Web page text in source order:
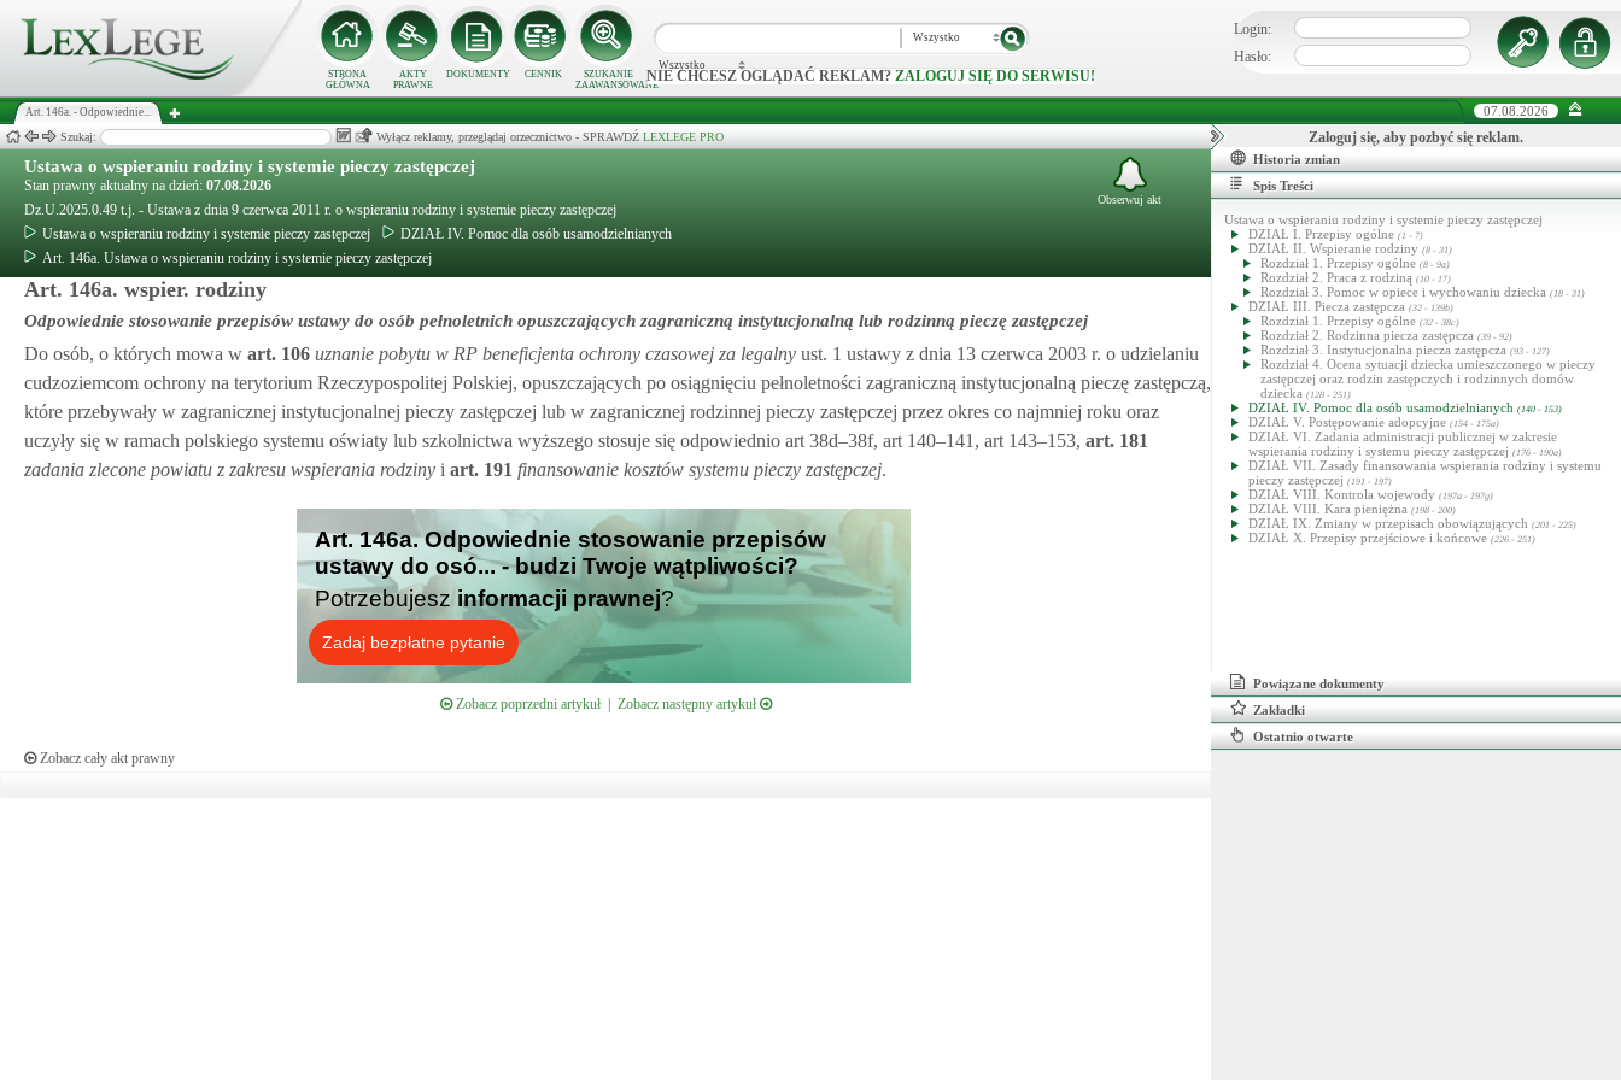
STRONA
GŁÓWNA
AKTY
PRAWNE
DOKUMENTY CENNIK
SZUKANIE
ZAAWANSOWANE
Wszystko
Wszystko
NIE CHCESZ OGLĄDAĆ REKLAM? ZALOGUJ SIĘ DO SERWISU!
Login:
Hasło:
Art. 146a. - Odpowiednie... 07.08.2026
Szukaj: Wyłącz reklamy, przeglądaj orzecznictwo - SPRAWDŹ LEXLEGE PRO
Ustawa o wspieraniu rodziny i systemie pieczy zastępczej
Stan prawny aktualny na dzień: 07.08.2026
Dz.U.2025.0.49 t.j. - Ustawa z dnia 9 czerwca 2011 r. o wspieraniu rodziny i systemie pieczy zastępczej
Ustawa o wspieraniu rodziny i systemie pieczy zastępczej
DZIAŁ IV. Pomoc dla osób usamodzielnianych
Art. 146a. Ustawa o wspieraniu rodziny i systemie pieczy zastępczej
Obserwuj akt
Art. 146a. wspier. rodziny
Odpowiednie stosowanie przepisów ustawy do osób pełnoletnich opuszczających zagraniczną instytucjonalną lub rodzinną pieczę zastępczej
Do osób, o których mowa w art. 106 uznanie pobytu w RP beneficjenta ochrony czasowej za legalny ust. 1 ustawy z dnia 13 czerwca 2003 r. o udzielaniu
cudzoziemcom ochrony na terytorium Rzeczypospolitej Polskiej, opuszczających po osiągnięciu pełnoletności zagraniczną instytucjonalną pieczę zastępczą,
które przebywały w zagranicznej instytucjonalnej pieczy zastępczej lub w zagranicznej rodzinnej pieczy zastępczej przez okres co najmniej roku oraz
uczyły się w ramach polskiego systemu oświaty lub szkolnictwa wyższego stosuje się odpowiednio art 38d–38f, art 140–141, art 143–153, art. 181
zadania zlecone powiatu z zakresu wspierania rodziny i art. 191 finansowanie kosztów systemu pieczy zastępczej.
Art. 146a. Odpowiednie stosowanie przepisów
ustawy do osó... - budzi Twoje wątpliwości?
Potrzebujesz informacji prawnej?
Zadaj bezpłatne pytanie
Zobacz poprzedni artykuł| Zobacz następny artykuł
Zobacz cały akt prawny
Zaloguj się, aby pozbyć się reklam.
Historia zmian
Spis Treści
Ustawa o wspieraniu rodziny i systemie pieczy zastępczej
DZIAŁ I. Przepisy ogólne (1 - 7)
DZIAŁ II. Wspieranie rodziny (8 - 31)
Rozdział 1. Przepisy ogólne (8 - 9a)
Rozdział 2. Praca z rodziną (10 - 17)
Rozdział 3. Pomoc w opiece i wychowaniu dziecka (18 - 31)
DZIAŁ III. Piecza zastępcza (32 - 139b)
Rozdział 1. Przepisy ogólne (32 - 38c)
Rozdział 2. Rodzinna piecza zastępcza (39 - 92)
Rozdział 3. Instytucjonalna piecza zastępcza (93 - 127)
Rozdział 4. Ocena sytuacji dziecka umieszczonego w pieczy
zastępczej oraz rodzin zastępczych i rodzinnych domów
dziecka (128 - 251)
DZIAŁ IV. Pomoc dla osób usamodzielnianych (140 - 153)
DZIAŁ V. Postępowanie adopcyjne (154 - 175a)
DZIAŁ VI. Zadania administracji publicznej w zakresie
wspierania rodziny i systemu pieczy zastępczej (176 - 190a)
DZIAŁ VII. Zasady finansowania wspierania rodziny i systemu
pieczy zastępczej (191 - 197)
DZIAŁ VIII. Kontrola wojewody (197a - 197g)
DZIAŁ VIII. Kara pieniężna (198 - 200)
DZIAŁ IX. Zmiany w przepisach obowiązujących (201 - 225)
DZIAŁ X. Przepisy przejściowe i końcowe (226 - 251)
Powiązane dokumenty
Zakładki
Ostatnio otwarte